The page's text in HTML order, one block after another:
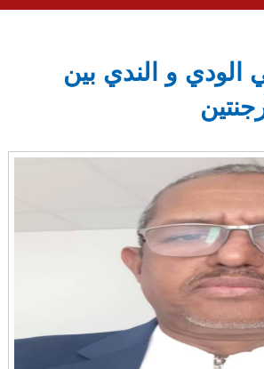
الودي و الندي بين